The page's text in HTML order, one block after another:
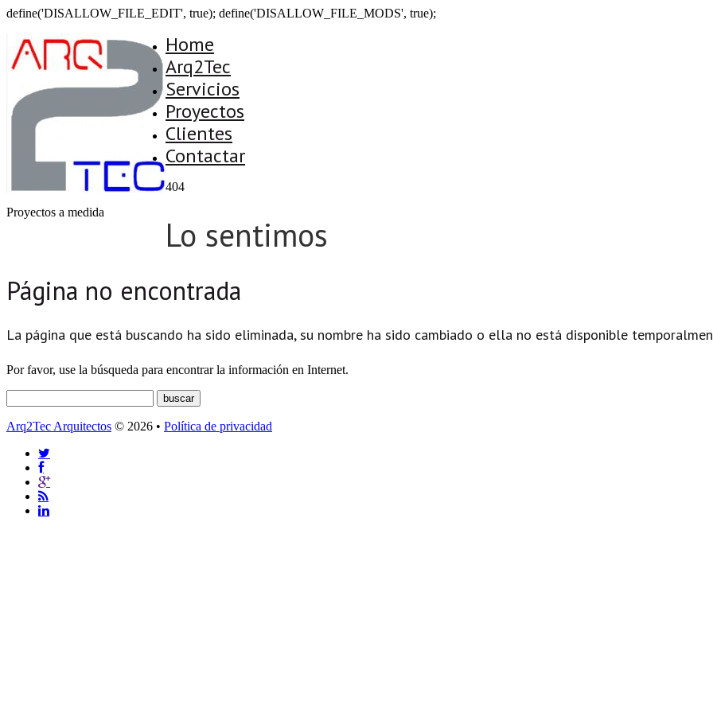
define('DISALLOW_FILE_EDIT', true); define('DISALLOW_FILE_MODS', true);
Proyectos a medida
Home
Arq2Tec
Servicios
Proyectos
Clientes
Contactar
404
Lo sentimos
Página no encontrada
La página que está buscando ha sido eliminada, su nombre ha sido cambiado o ella no está disponible
Por favor, use la búsqueda para encontrar la información en Internet.
Arq2Tec Arquitectos © 2026 • Política de privacidad